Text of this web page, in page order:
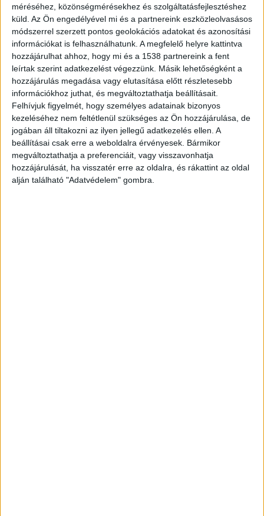
méréséhez, közönségmérésekhez és szolgáltatásfejlesztéshez
küld. Az Ön engedélyével mi és a partnereink eszközleolvasásos
módszerrel szerzett pontos geolokációs adatokat és azonosítási
információkat is felhasználhatunk. A megfelelő helyre kattintva
hozzájárulhat ahhoz, hogy mi és a 1538 partnereink a fent
leírtak szerint adatkezelést végezzünk. Másik lehetőségként a
hozzájárulás megadása vagy elutasítása előtt részletesebb
információkhoz juthat, és megváltoztathatja beállításait.
Felhívjuk figyelmét, hogy személyes adatainak bizonyos
kezeléséhez nem feltétlenül szükséges az Ön hozzájárulása, de
jogában áll tiltakozni az ilyen jellegű adatkezelés ellen. A
beállításai csak erre a weboldalra érvényesek. Bármikor
megváltoztathatja a preferenciáit, vagy visszavonhatja
hozzájárulását, ha visszatér erre az oldalra, és rákattint az oldal
alján található "Adatvédelem" gombra.
Durván bántalmazta barátnőjét a
férfi a Balaton-felvidéken, közben a